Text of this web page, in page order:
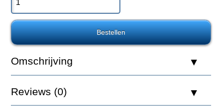
500ml
is
een
hoge
Omschrijving
Reviews (0)